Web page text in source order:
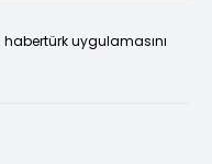
uygulamasını